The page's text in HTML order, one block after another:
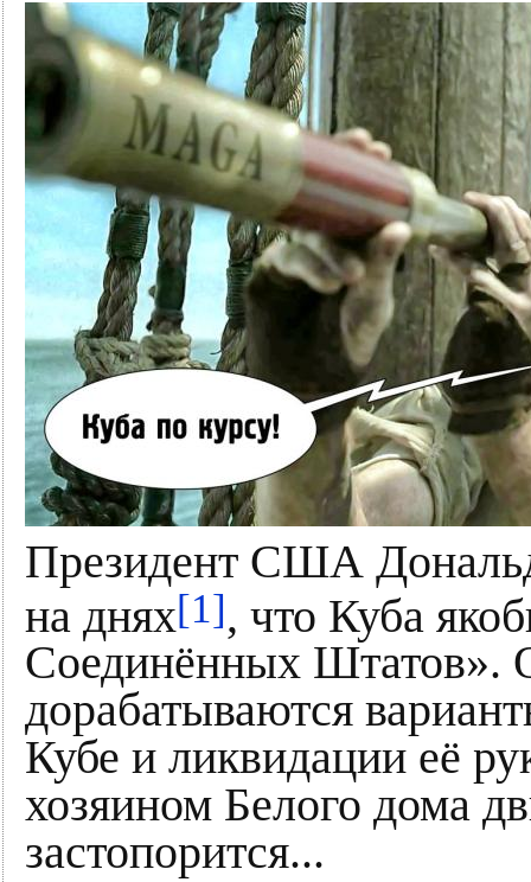
Президент США
на днях[1], что Куба
Соединённых Штатов».
дорабатываются
Кубе и ликвидации её
хозяином Белого дома
застопорится...